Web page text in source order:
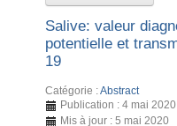
Salive: valeur
potentielle et
19
Catégorie :Abstract
Publication : 4 mai 2020
Mis à jour : 5 mai 2020